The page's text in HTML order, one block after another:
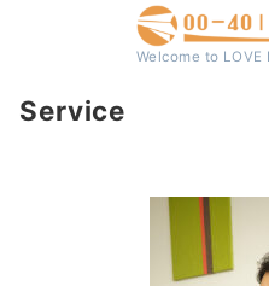
Welcome to LOVE
Service